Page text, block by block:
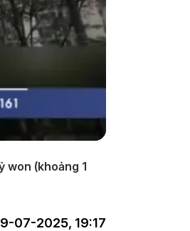
won (khoảng 1
07-2025, 19:17